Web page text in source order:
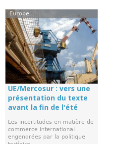
Europe
UE/Mercosur : vers une
présentation du texte
avant la fin de l'été
Les incertitudes en matière de
commerce international
engendrées par la politique